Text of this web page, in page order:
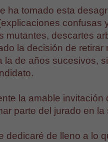
ha tomado esta
confusas
mutantes, descartes
la decisión de
la de años sucesivos,
la amable invitación
parte del jurado en
dedicaré de lleno a lo